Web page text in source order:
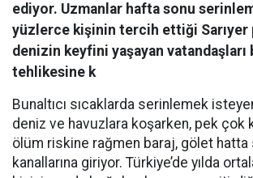
ediyor. Uzmanlar hafta sonu
yüzlerce kişinin tercih ettiği Sarıyer
denizin keyfini yaşayan vatandaşları
tehlikesine k
Bunaltıcı sıcaklarda serinlemek
deniz ve havuzlara koşarken, pek çok
ölüm riskine rağmen baraj, gölet hatta
kanallarına giriyor. Türkiye’de yılda